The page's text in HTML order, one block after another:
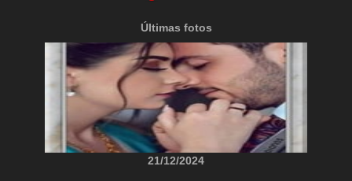
Últimas fotos
21/12/2024